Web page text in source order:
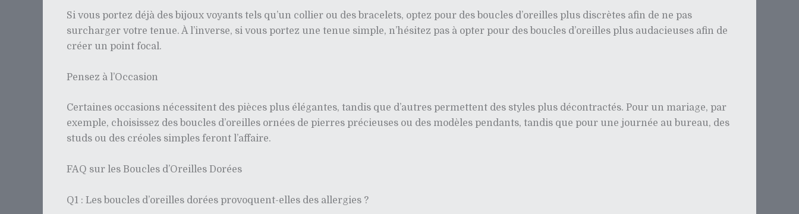
Si vous portez déjà des bijoux voyants tels qu’un collier ou des bracelets, optez pour des boucles d’oreilles plus discrètes afin de ne pas
surcharger votre tenue. À l’inverse, si vous portez une tenue simple, n’hésitez pas à opter pour des boucles d’oreilles plus audacieuses afin de
créer un point focal.
Pensez à l’Occasion
Certaines occasions nécessitent des pièces plus élégantes, tandis que d’autres permettent des styles plus décontractés. Pour un mariage, par
exemple, choisissez des boucles d’oreilles ornées de pierres précieuses ou des modèles pendants, tandis que pour une journée au bureau, des
studs ou des créoles simples feront l’affaire.
FAQ sur les Boucles d’Oreilles Dorées
Q1 : Les boucles d’oreilles dorées provoquent-elles des allergies ?